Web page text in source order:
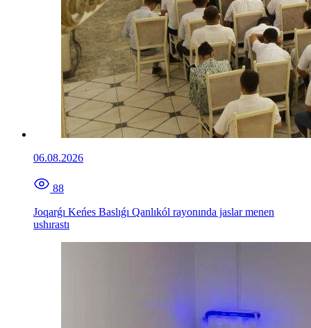
06.08.2026
88
Joqarǵı Keńes Baslıǵı Qanlıkól rayonında jaslar menen
ushırastı